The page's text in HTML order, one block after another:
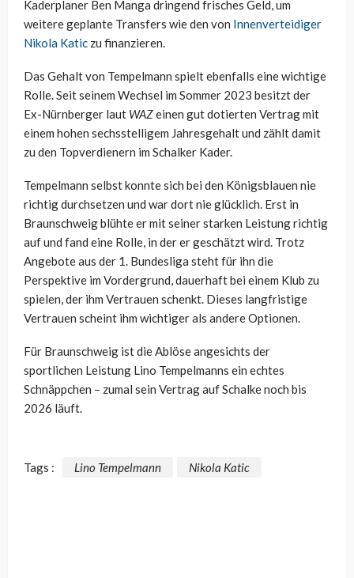
Kaderplaner Ben Manga dringend frisches Geld, um
weitere geplante Transfers wie den von Innenverteidiger
Nikola Katic zu finanzieren.
Das Gehalt von Tempelmann spielt ebenfalls eine wichtige
Rolle. Seit seinem Wechsel im Sommer 2023 besitzt der
Ex-Nürnberger laut WAZeinen gut dotierten Vertrag mit
einem hohen sechsstelligem Jahresgehalt und zählt damit
zu den Topverdienern im Schalker Kader.
Tempelmann selbst konnte sich bei den Königsblauen nie
richtig durchsetzen und war dort nie glücklich. Erst in
Braunschweig blühte er mit seiner starken Leistung richtig
auf und fand eine Rolle, in der er geschätzt wird. Trotz
Angebote aus der 1. Bundesliga steht für ihn die
Perspektive im Vordergrund, dauerhaft bei einem Klub zu
spielen, der ihm Vertrauen schenkt. Dieses langfristige
Vertrauen scheint ihm wichtiger als andere Optionen.
Für Braunschweig ist die Ablöse angesichts der
sportlichen Leistung Lino Tempelmanns ein echtes
Schnäppchen – zumal sein Vertrag auf Schalke noch bis
2026 läuft.
Tags : Lino Tempelmann Nikola Katic